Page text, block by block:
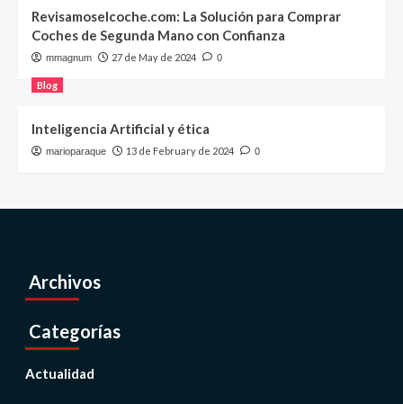
Revisamoselcoche.com: La Solución para Comprar
Coches de Segunda Mano con Confianza
mmagnum 27 de May de 2024 0
Blog
Inteligencia Artificial y ética
marioparaque 13 de February de 2024 0
Archivos
Categorías
Actualidad